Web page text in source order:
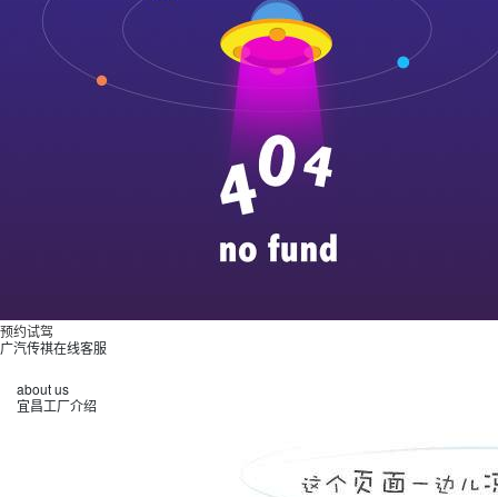
预约试驾
广汽传祺在线客服
about us
宜昌工厂介绍